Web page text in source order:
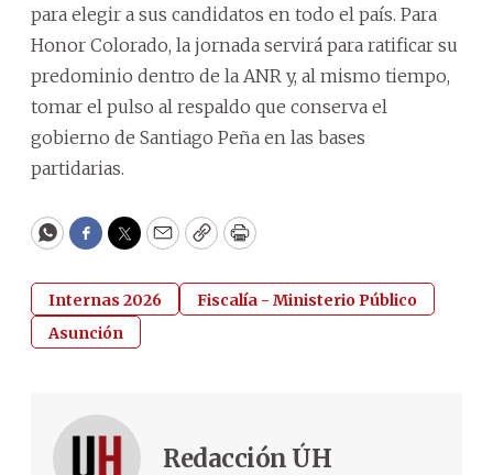
para elegir a sus candidatos en todo el país. Para
Honor Colorado, la jornada servirá para ratificar su
predominio dentro de la ANR y, al mismo tiempo,
tomar el pulso al respaldo que conserva el
gobierno de Santiago Peña en las bases
partidarias.
WhatsApp
Facebook
Twitter
EmailCopyPrint
Internas 2026
Fiscalía - Ministerio Público
Asunción
Redacción ÚH